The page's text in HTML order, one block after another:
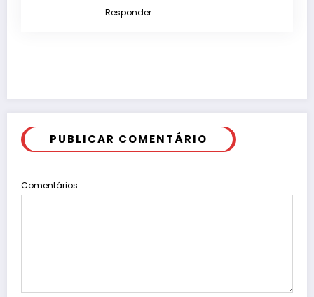
Responder
PUBLICAR COMENTÁRIO
Comentários